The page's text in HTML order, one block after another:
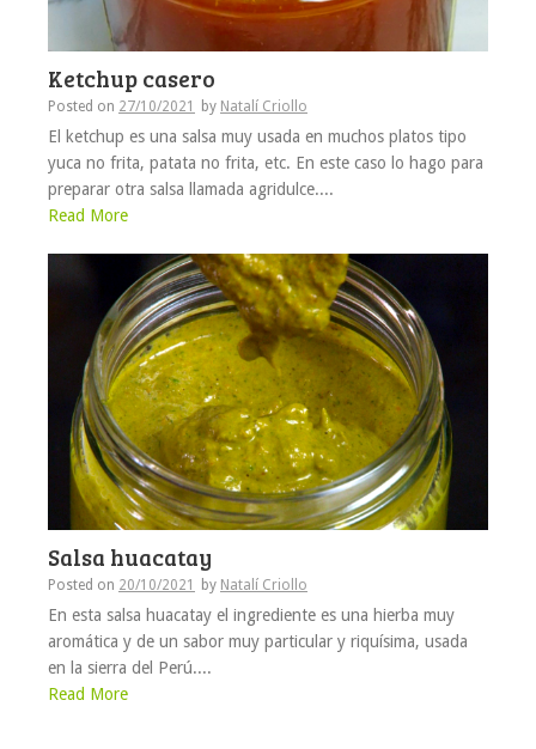
Ketchup casero
Posted on 27/10/2021 by Natalí Criollo
El ketchup es una salsa muy usada en muchos platos tipo
yuca no frita, patata no frita, etc. En este caso lo hago para
preparar otra salsa llamada agridulce....
Read More
Salsa huacatay
Posted on 20/10/2021 by Natalí Criollo
En esta salsa huacatay el ingrediente es una hierba muy
aromática y de un sabor muy particular y riquísima, usada
en la sierra del Perú....
Read More